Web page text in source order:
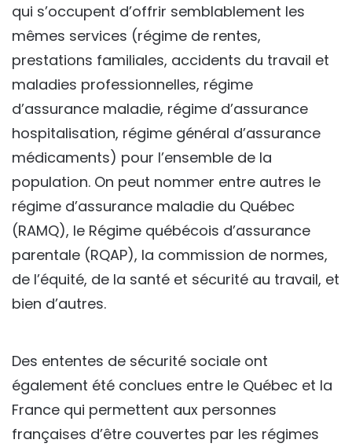
qui s’occupent d’offrir semblablement les
mêmes services (régime de rentes,
prestations familiales, accidents du travail et
maladies professionnelles, régime
d’assurance maladie, régime d’assurance
hospitalisation, régime général d’assurance
médicaments) pour l’ensemble de la
population. On peut nommer entre autres le
régime d’assurance maladie du Québec
(RAMQ), le Régime québécois d’assurance
parentale (RQAP), la commission de normes,
de l’équité, de la santé et sécurité au travail, et
bien d’autres.
Des ententes de sécurité sociale ont
également été conclues entre le Québec et la
France qui permettent aux personnes
françaises d’être couvertes par les régimes